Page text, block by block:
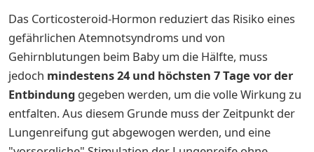
Das Corticosteroid-Hormon reduziert das Risiko eines
gefährlichen Atemnotsyndroms und von
Gehirnblutungen beim Baby um die Hälfte, muss
jedoch mindestens 24 und höchsten 7 Tage vor der
Entbindung gegeben werden, um die volle Wirkung zu
entfalten. Aus diesem Grunde muss der Zeitpunkt der
Lungenreifung gut abgewogen werden, und eine